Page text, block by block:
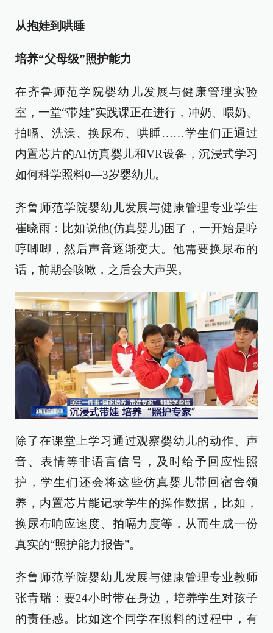
从抱娃到哄睡
培养“父母级”照护能力
在齐鲁师范学院婴幼儿发展与健康管理实验
室，一堂“带娃”实践课正在进行，冲奶、喂奶、
拍嗝、洗澡、换尿布、哄睡……学生们正通过
内置芯片的AI仿真婴儿和VR设备，沉浸式学习
如何科学照料0—3岁婴幼儿。
齐鲁师范学院婴幼儿发展与健康管理专业学生
崔晓雨：比如说他(仿真婴儿)困了，一开始是哼
哼唧唧，然后声音逐渐变大。他需要换尿布的
话，前期会咳嗽，之后会大声哭。
除了在课堂上学习通过观察婴幼儿的动作、声
音、表情等非语言信号，及时给予回应性照
护，学生们还会将这些仿真婴儿带回宿舍领
养，内置芯片能记录学生的操作数据，比如，
换尿布响应速度、拍嗝力度等，从而生成一份
真实的“照护能力报告”。
齐鲁师范学院婴幼儿发展与健康管理专业教师
张青瑞：要24小时带在身边，培养学生对孩子
的责任感。比如这个同学在照料的过程中，有